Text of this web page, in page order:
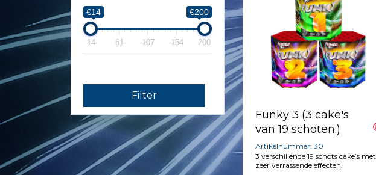
€14 €200
14 61 107 154 200
Filter
Funky 3 (3 cake's
van 19 schoten.)
Artikelnummer: 30
3 verschillende 19 schots cake’s met
zeer verrassende effecten.